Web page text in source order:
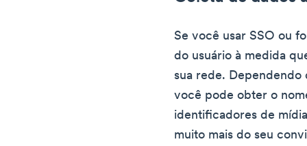
Se você usar SSO ou
do usuário à medida
sua rede. Dependendo
você pode obter o
identificadores de
muito mais do seu